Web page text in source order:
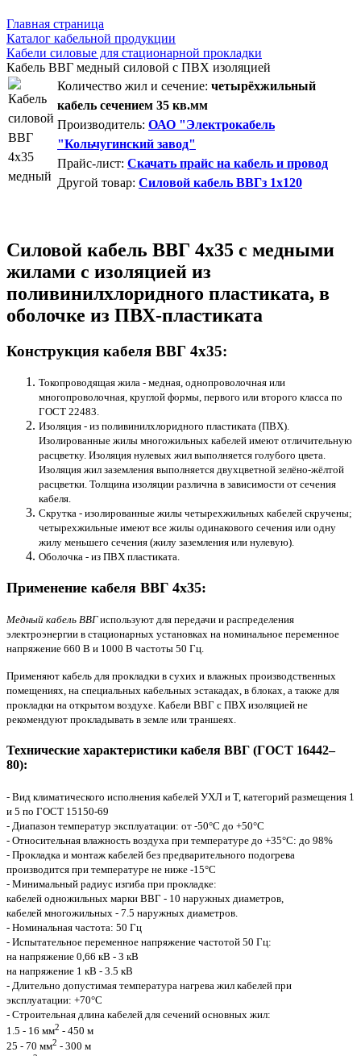
Главная страница
Каталог кабельной продукции
Кабели силовые для стационарной прокладки
Кабель ВВГ медный силовой с ПВХ изоляцией
Количество жил и сечение: четырёхжильный
кабель сечением 35 кв.мм
Производитель: ОАО "Электрокабель
"Кольчугинский завод"
Прайс-лист: Скачать прайс на кабель и провод
Другой товар: Силовой кабель ВВГз 1х120
Силовой кабель ВВГ 4х35 с медными
жилами с изоляцией из
поливинилхлоридного пластиката, в
оболочке из ПВХ-пластиката
Конструкция кабеля ВВГ 4х35:
Токопроводящая жила - медная, однопроволочная или
многопроволочная, круглой формы, первого или второго класса по
ГОСТ 22483.
Изоляция - из поливинилхлоридного пластиката (ПВХ).
Изолированные жилы многожильных кабелей имеют отличительную
расцветку. Изоляция нулевых жил выполняется голубого цвета.
Изоляция жил заземления выполняется двухцветной зелёно-жёлтой
расцветки. Толщина изоляции различна в зависимости от сечения
кабеля.
Скрутка - изолированные жилы четырехжильных кабелей скручены;
четырехжильные имеют все жилы одинакового сечения или одну
жилу меньшего сечения (жилу заземления или нулевую).
Оболочка - из ПВХ пластиката.
Применение кабеля ВВГ 4х35:
Медный кабель ВВГиспользуют для передачи и распределения
электроэнергии в стационарных установках на номинальное переменное
напряжение 660 В и 1000 В частоты 50 Гц.
Применяют кабель для прокладки в сухих и влажных производственных
помещениях, на специальных кабельных эстакадах, в блоках, а также для
прокладки на открытом воздухе. Кабели ВВГ с ПВХ изоляцией не
рекомендуют прокладывать в земле или траншеях.
Технические характеристики кабеля ВВГ (ГОСТ 16442–
80):
- Вид климатического исполнения кабелей УХЛ и Т, категорий размещения 1
и 5 по ГОСТ 15150-69
- Диапазон температур эксплуатации: от -50°С до +50°С
- Относительная влажность воздуха при температуре до +35°С: до 98%
- Прокладка и монтаж кабелей без предварительного подогрева
производится при температуре не ниже -15°С
- Минимальный радиус изгиба при прокладке:
кабелей одножильных марки ВВГ - 10 наружных диаметров,
кабелей многожильных - 7.5 наружных диаметров.
- Номинальная частота: 50 Гц
- Испытательное переменное напряжение частотой 50 Гц:
на напряжение 0,66 кВ - 3 кВ
на напряжение 1 кВ - 3.5 кВ
- Длительно допустимая температура нагрева жил кабелей при
эксплуатации: +70°С
- Строительная длина кабелей для сечений основных жил:
1.5 - 16 мм2 - 450 м
25 - 70 мм2 - 300 м